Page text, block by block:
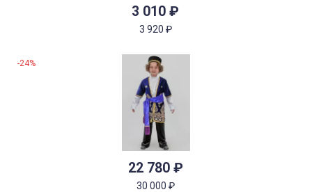
3 010 ₽
3 920 ₽
22 780 ₽
30 000 ₽
-24%